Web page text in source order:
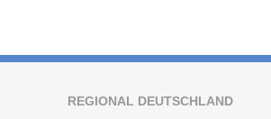
REGIONAL DEUTSCHLAND